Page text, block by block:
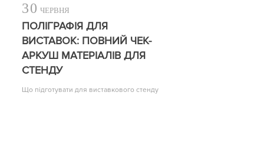
30 ЧЕРВНЯ
ПОЛІГРАФІЯ ДЛЯ
ВИСТАВОК: ПОВНИЙ ЧЕК-
АРКУШ МАТЕРІАЛІВ ДЛЯ
СТЕНДУ
Що підготувати для виставкового стенду